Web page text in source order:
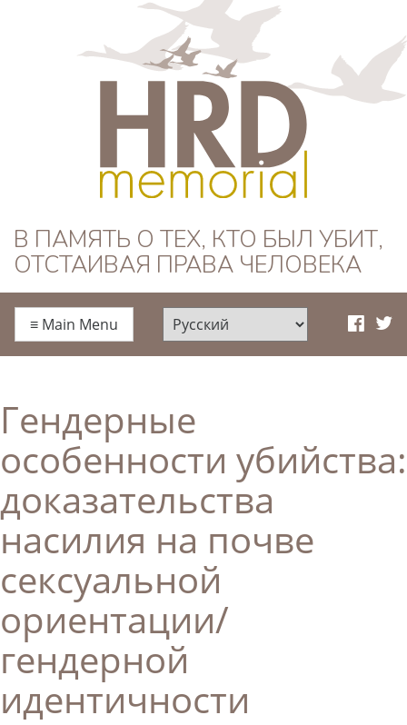
HRD Memorial —
Русский
В ПАМЯТЬ О ТЕХ, КТО БЫЛ УБИТ,
ОТСТАИВАЯ ПРАВА ЧЕЛОВЕКА
≡ Main Menu
Гендерные
особенности убийства:
доказательства
насилия на почве
сексуальной
ориентации/
гендерной
идентичности